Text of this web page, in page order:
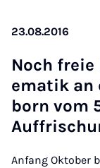
23.08.2016
Noch
em­atik an
born vom
Anfang Oktober